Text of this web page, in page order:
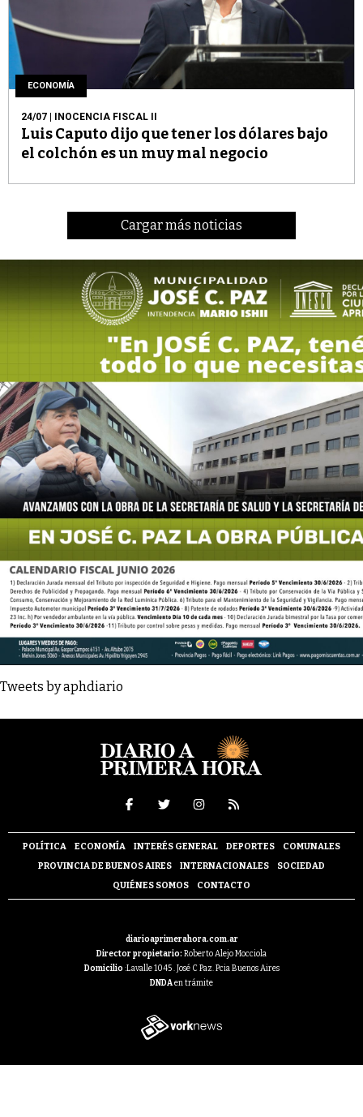
ECONOMÍA
24/07 | INOCENCIA FISCAL II
Luis Caputo dijo que tener los dólares bajo
el colchón es un muy mal negocio
Cargar más noticias
Tweets by aphdiario
POLÍTICA ECONOMÍA INTERÉS GENERAL DEPORTES
COMUNALES
PROVINCIA DE BUENOS AIRES
INTERNACIONALES
SOCIEDAD
QUIÉNES SOMOS
CONTACTO
diarioaprimerahora.com.ar
Director propietario: Roberto Alejo Mocciola
Domicilio :Lavalle 1045 . José C Paz. Pcia Buenos Aires
DNDAen trámite